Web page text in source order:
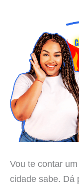
Vou te contar
cidade sabe. Dá